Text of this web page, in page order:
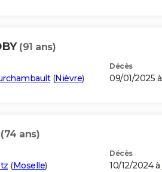
(91 ans)
(Nièvre)
Décès
09/01/2025 à
(74 ans)
(Moselle)
Décès
10/12/2024 à